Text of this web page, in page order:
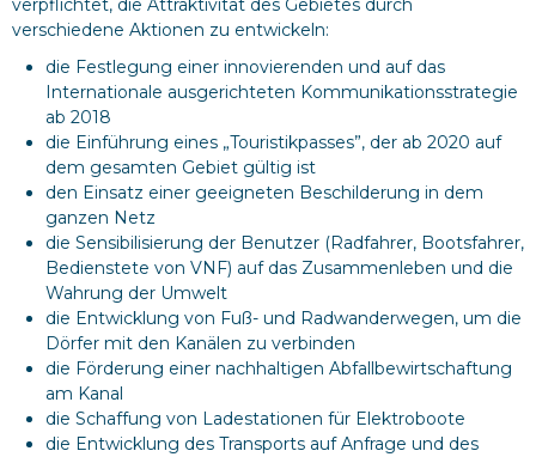
verpflichtet, die Attraktivität des Gebietes durch
verschiedene Aktionen zu entwickeln:
die Festlegung einer innovierenden und auf das
Internationale ausgerichteten Kommunikationsstrategie
ab 2018
die Einführung eines „Touristikpasses”, der ab 2020 auf
dem gesamten Gebiet gültig ist
den Einsatz einer geeigneten Beschilderung in dem
ganzen Netz
die Sensibilisierung der Benutzer (Radfahrer, Bootsfahrer,
Bedienstete von VNF) auf das Zusammenleben und die
Wahrung der Umwelt
die Entwicklung von Fuß- und Radwanderwegen, um die
Dörfer mit den Kanälen zu verbinden
die Förderung einer nachhaltigen Abfallbewirtschaftung
am Kanal
die Schaffung von Ladestationen für Elektroboote
die Entwicklung des Transports auf Anfrage und des